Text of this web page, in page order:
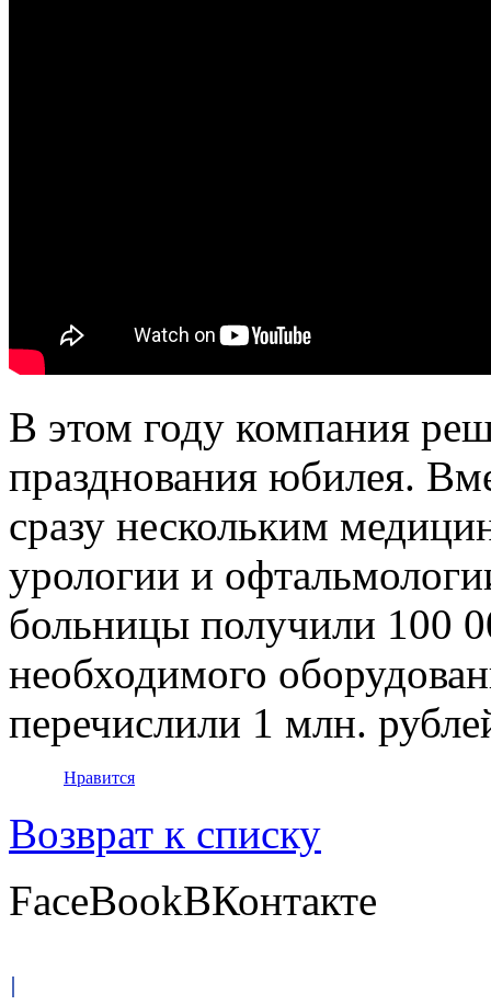
В этом году компания
празднования юбилея.
сразу нескольким
урологии и
больницы получили 100
необходимого
перечислили 1 млн.
Нравится
Возврат к списку
FaceBookВКонтакте